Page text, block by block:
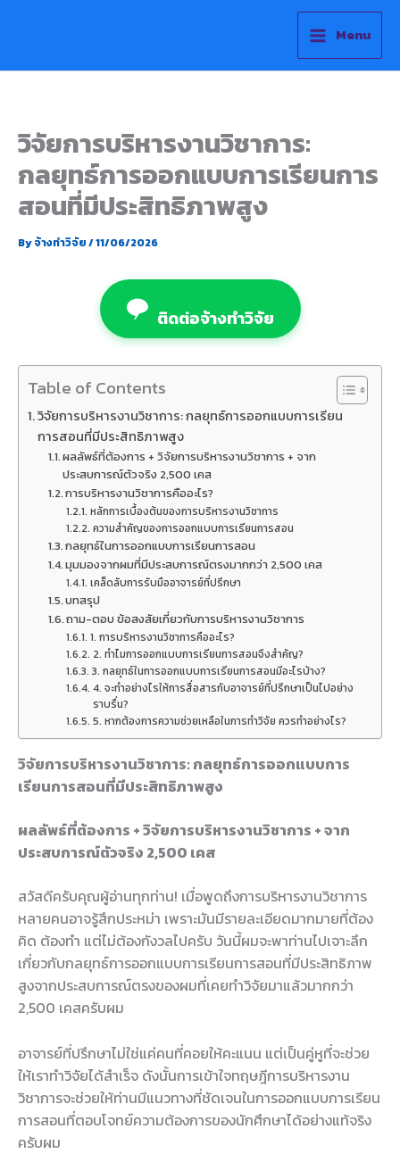
Menu
วิจัยการบริหารงานวิชาการ:
กลยุทธ์การออกแบบการเรียนการ
สอนที่มีประสิทธิภาพสูง
Byจ้างทำวิจัย/11/06/2026
ติดต่อจ้างทำวิจัย
Table of Contents
วิจัยการบริหารงานวิชาการ: กลยุทธ์การออกแบบการเรียน
การสอนที่มีประสิทธิภาพสูง
ผลลัพธ์ที่ต้องการ + วิจัยการบริหารงานวิชาการ + จาก
ประสบการณ์ตัวจริง 2,500 เคส
การบริหารงานวิชาการคืออะไร?
หลักการเบื้องต้นของการบริหารงานวิชาการ
ความสำคัญของการออกแบบการเรียนการสอน
กลยุทธ์ในการออกแบบการเรียนการสอน
มุมมองจากผมที่มีประสบการณ์ตรงมากกว่า 2,500 เคส
เคล็ดลับการรับมืออาจารย์ที่ปรึกษา
บทสรุป
ถาม-ตอบ ข้อสงสัยเกี่ยวกับการบริหารงานวิชาการ
1. การบริหารงานวิชาการคืออะไร?
2. ทำไมการออกแบบการเรียนการสอนจึงสำคัญ?
3. กลยุทธ์ในการออกแบบการเรียนการสอนมีอะไรบ้าง?
4. จะทำอย่างไรให้การสื่อสารกับอาจารย์ที่ปรึกษาเป็นไปอย่าง
ราบรื่น?
5. หากต้องการความช่วยเหลือในการทำวิจัย ควรทำอย่างไร?
วิจัยการบริหารงานวิชาการ: กลยุทธ์การออกแบบการ
เรียนการสอนที่มีประสิทธิภาพสูง
ผลลัพธ์ที่ต้องการ + วิจัยการบริหารงานวิชาการ + จาก
ประสบการณ์ตัวจริง 2,500 เคส
สวัสดีครับคุณผู้อ่านทุกท่าน! เมื่อพูดถึงการบริหารงานวิชาการ
หลายคนอาจรู้สึกประหม่า เพราะมันมีรายละเอียดมากมายที่ต้อง
คิด ต้องทำ แต่ไม่ต้องกังวลไปครับ วันนี้ผมจะพาท่านไปเจาะลึก
เกี่ยวกับกลยุทธ์การออกแบบการเรียนการสอนที่มีประสิทธิภาพ
สูงจากประสบการณ์ตรงของผมที่เคยทำวิจัยมาแล้วมากกว่า
2,500 เคสครับผม
อาจารย์ที่ปรึกษาไม่ใช่แค่คนที่คอยให้คะแนน แต่เป็นคู่หูที่จะช่วย
ให้เราทำวิจัยได้สำเร็จ ดังนั้นการเข้าใจทฤษฎีการบริหารงาน
วิชาการจะช่วยให้ท่านมีแนวทางที่ชัดเจนในการออกแบบการเรียน
การสอนที่ตอบโจทย์ความต้องการของนักศึกษาได้อย่างแท้จริง
ครับผม